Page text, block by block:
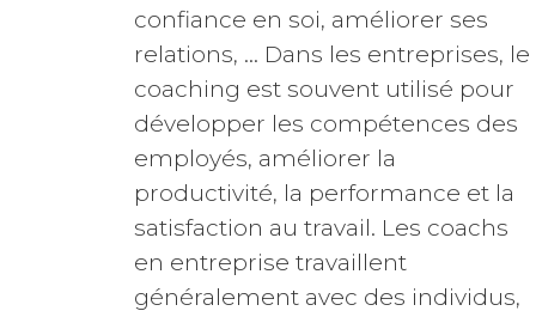
confiance en soi, améliorer ses
relations, ... Dans les entreprises, le
coaching est souvent utilisé pour
développer les compétences des
employés, améliorer la
productivité, la performance et la
satisfaction au travail. Les coachs
en entreprise travaillent
généralement avec des individus,